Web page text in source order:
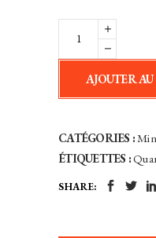
Pakistan
quantity
AJOUTER
CATÉGORIES :
ÉTIQUETTES :
SHARE: